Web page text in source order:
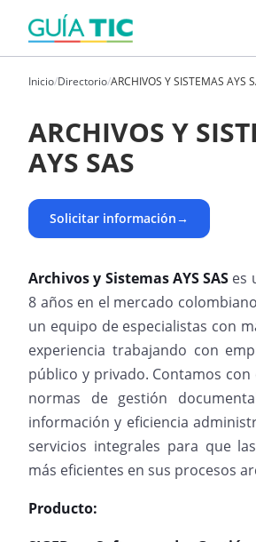
Inicio/Directorio/ARCHIVOS Y SISTEMAS AYS
ARCHIVOS Y
AYS SAS
Solicitar información→
Archivos y Sistemas AYS SAS es
8 años en el mercado
un equipo de especialistas con
experiencia trabajando con
público y privado. Contamos
normas de gestión
información y eficiencia
servicios integrales para que
más eficientes en sus procesos
Producto: